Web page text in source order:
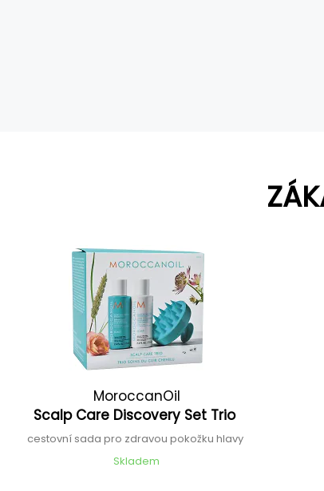
MoroccanOil
Scalp Care Discovery Set Trio
cestovní sada pro zdravou pokožku hlavy
Skladem